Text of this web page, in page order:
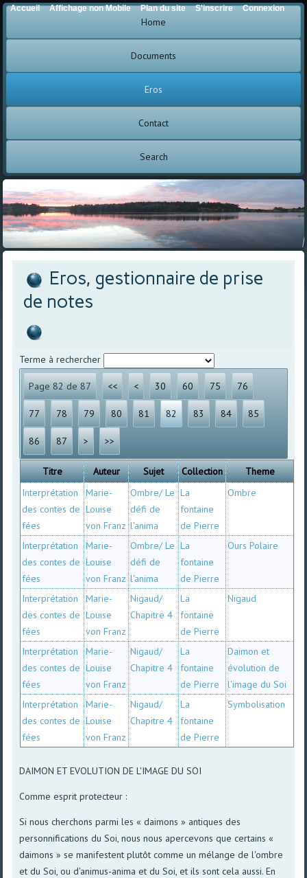
Home
Documents
Eros
Contact
Search
Eros, gestionnaire de prise
de notes
Terme à rechercher
Page 82 de 87 << < 30 60 75 76
77 78 79 80 81 82 83 84 85
86 87 > >>
Titre Auteur Sujet Collection
Theme
Interprétation
des contes de
fées
Marie-
Louise
von Franz
Ombre/ Le
défi de
l'anima
La
fontaine
de Pierre
Ombre
Interprétation
des contes de
fées
Marie-
Louise
von Franz
Ombre/ Le
défi de
l'anima
La
fontaine
de Pierre
Ours Polaire
Interprétation
des contes de
fées
Marie-
Louise
von Franz
Nigaud/
Chapitre 4
La
fontaine
de Pierre
Nigaud
Interprétation
des contes de
fées
Marie-
Louise
von Franz
Nigaud/
Chapitre 4
La
fontaine
de Pierre
Daimon et
évolution de
l'image du Soi
Interprétation
des contes de
fées
Marie-
Louise
von Franz
Nigaud/
Chapitre 4
La
fontaine
de Pierre
Symbolisation
DAIMON ET EVOLUTION DE L'IMAGE DU SOI
Comme esprit protecteur :
Si nous cherchons parmi les « daimons » antiques des
personnifications du Soi, nous nous apercevons que certains «
daimons » se manifestent plutôt comme un mélange de l'ombre
et du Soi, ou d'animus-anima et du Soi, et ils sont cela aussi. En
Accueil Affichage non Mobile Plan du site S'inscrire Connexion